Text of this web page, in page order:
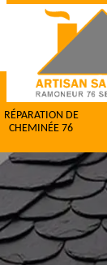
RÉPARATION DE
CHEMINÉE 76